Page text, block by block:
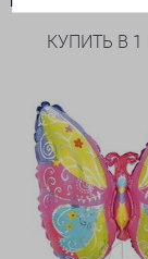
КУПИТЬ В